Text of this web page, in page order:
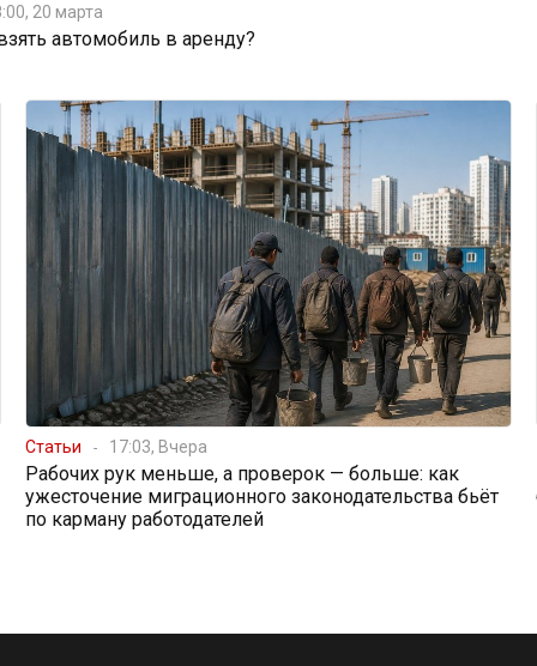
20 марта
автомобиль в аренду?
Статьи 17:03, Вчера
Рабочих рук меньше, а проверок — больше: как
ужесточение миграционного законодательства бьёт
по карману работодателей